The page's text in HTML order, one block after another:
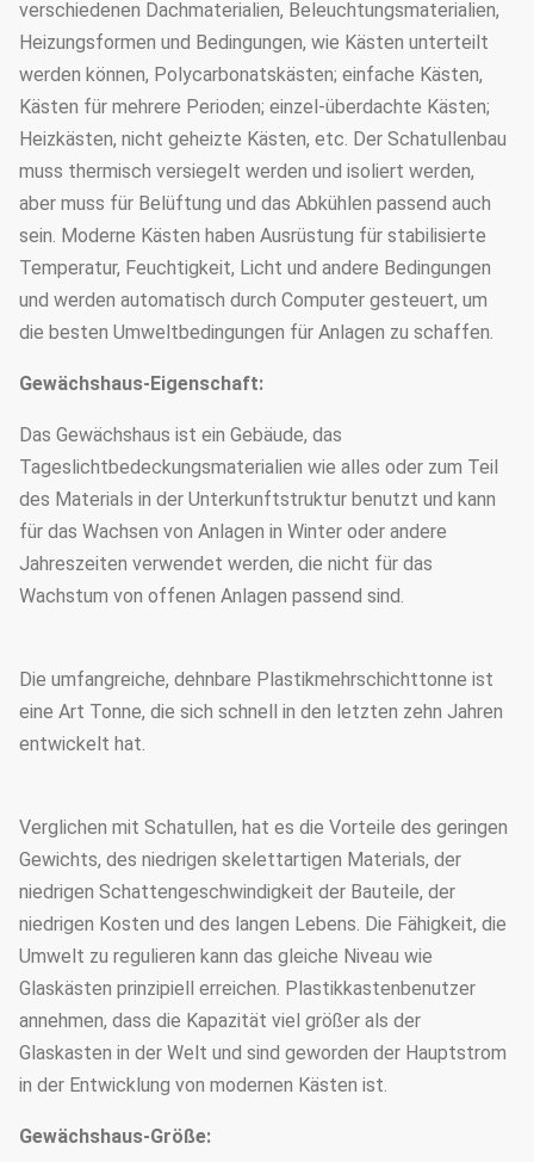
verschiedenen Dachmaterialien, Beleuchtungsmaterialien,
Heizungsformen und Bedingungen, wie Kästen unterteilt
werden können, Polycarbonatskästen; einfache Kästen,
Kästen für mehrere Perioden; einzel-überdachte Kästen;
Heizkästen, nicht geheizte Kästen, etc. Der Schatullenbau
muss thermisch versiegelt werden und isoliert werden,
aber muss für Belüftung und das Abkühlen passend auch
sein. Moderne Kästen haben Ausrüstung für stabilisierte
Temperatur, Feuchtigkeit, Licht und andere Bedingungen
und werden automatisch durch Computer gesteuert, um
die besten Umweltbedingungen für Anlagen zu schaffen.
Gewächshaus-Eigenschaft:
Das Gewächshaus ist ein Gebäude, das
Tageslichtbedeckungsmaterialien wie alles oder zum Teil
des Materials in der Unterkunftstruktur benutzt und kann
für das Wachsen von Anlagen in Winter oder andere
Jahreszeiten verwendet werden, die nicht für das
Wachstum von offenen Anlagen passend sind.
Die umfangreiche, dehnbare Plastikmehrschichttonne ist
eine Art Tonne, die sich schnell in den letzten zehn Jahren
entwickelt hat.
Verglichen mit Schatullen, hat es die Vorteile des geringen
Gewichts, des niedrigen skelettartigen Materials, der
niedrigen Schattengeschwindigkeit der Bauteile, der
niedrigen Kosten und des langen Lebens. Die Fähigkeit, die
Umwelt zu regulieren kann das gleiche Niveau wie
Glaskästen prinzipiell erreichen. Plastikkastenbenutzer
annehmen, dass die Kapazität viel größer als der
Glaskasten in der Welt und sind geworden der Hauptstrom
in der Entwicklung von modernen Kästen ist.
Gewächshaus-Größe: